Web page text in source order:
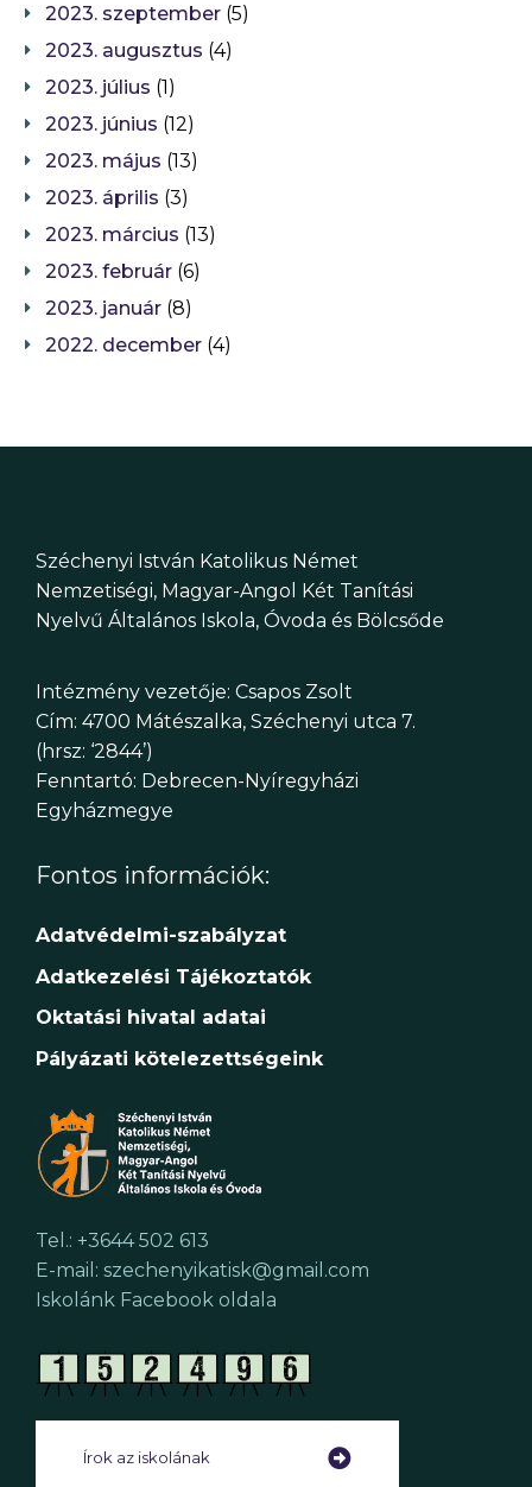
2023. szeptember (5)
2023. augusztus (4)
2023. július (1)
2023. június (12)
2023. május (13)
2023. április (3)
2023. március (13)
2023. február (6)
2023. január (8)
2022. december (4)
Széchenyi István Katolikus Német
Nemzetiségi, Magyar-Angol Két Tanítási
Nyelvű Általános Iskola, Óvoda és Bölcsőde
Intézmény vezetője: Csapos Zsolt
Cím: 4700 Mátészalka, Széchenyi utca 7.
(hrsz: ‘2844’)
Fenntartó: Debrecen-Nyíregyházi
Egyházmegye
Fontos információk:
Adatvédelmi-szabályzat
Adatkezelési Tájékoztatók
Oktatási hivatal adatai
Pályázati kötelezettségeink
Tel.: +3644 502 613
E-mail: szechenyikatisk@gmail.com
Iskolánk Facebook oldala
Írok az iskolának